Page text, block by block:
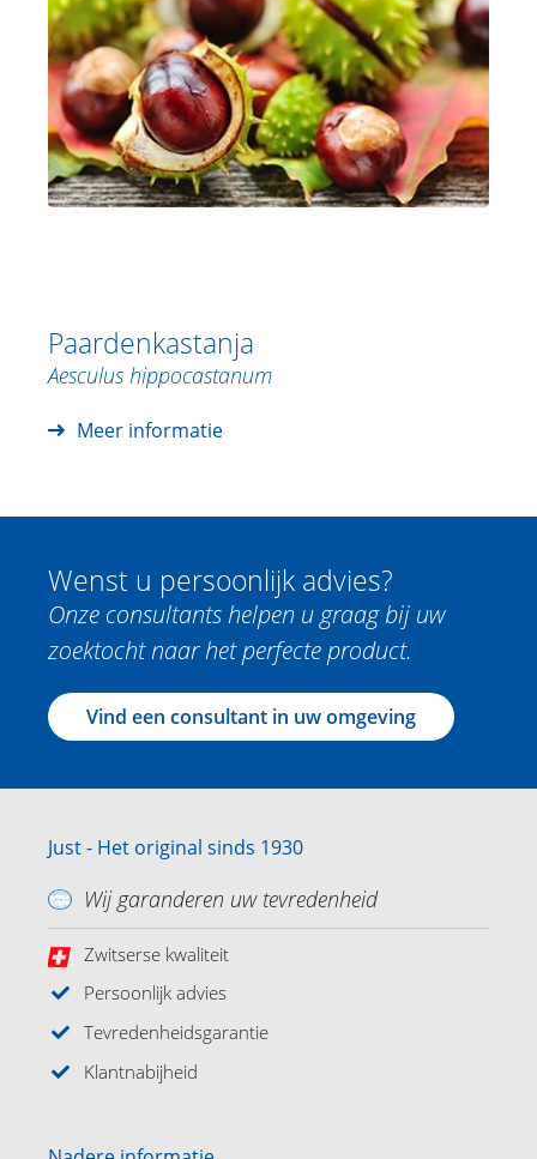
Paardenkastanja
Aesculus hippocastanum
Meer informatie
Wenst u persoonlijk advies?
Onze consultants helpen u graag bij uw
zoektocht naar het perfecte product.
Vind een consultant in uw omgeving
Just - Het original sinds 1930
Wij garanderen uw tevredenheid
Zwitserse kwaliteit
Persoonlijk advies
Tevredenheidsgarantie
Klantnabijheid